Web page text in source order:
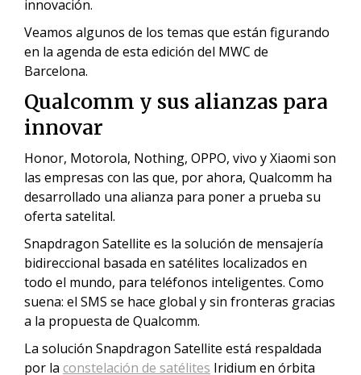
innovación.
Veamos algunos de los temas que están figurando
en la agenda de esta edición del MWC de
Barcelona.
Qualcomm y sus alianzas para
innovar
Honor, Motorola, Nothing, OPPO, vivo y Xiaomi son
las empresas con las que, por ahora, Qualcomm ha
desarrollado una alianza para poner a prueba su
oferta satelital.
Snapdragon Satellite es la solución de mensajería
bidireccional basada en satélites localizados en
todo el mundo, para teléfonos inteligentes. Como
suena: el SMS se hace global y sin fronteras gracias
a la propuesta de Qualcomm.
La solución Snapdragon Satellite está respaldada
por la constelación de satélites Iridium en órbita